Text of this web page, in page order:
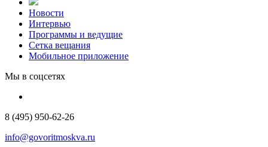
Новости
Интервью
Программы и ведущие
Сетка вещания
Мобильное приложение
Мы в соцсетях
8 (495) 950-62-26
info@govoritmoskva.ru